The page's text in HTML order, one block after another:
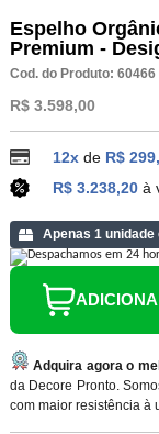
Espelho
Premium -
Cod. do Produto: 60466
R$ 3.598,00
12xde R$
R$ 3.238,20 à
Apenas 1 unidade
Adquira agora o
da Decore Pronto.
com maior resistência à